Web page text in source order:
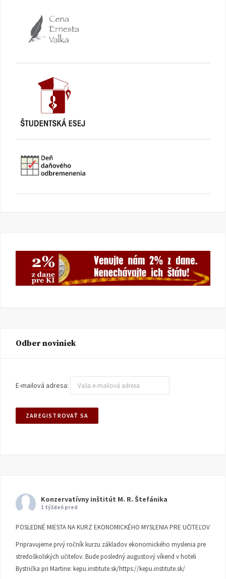
Odber noviniek
E-mailová adresa:
Konzervatívny inštitút M. R. Štefánika
1 týždeň pred
POSLEDNÉ MIESTA NA KURZ EKONOMICKÉHO MYSLENIA PRE UČITEĽOV
Pripravujeme prvý ročník kurzu základov ekonomického myslenia pre
stredoškolských učiteľov. Bude posledný augustový víkend v hoteli
Bystrička pri Martine: kepu.institute.sk/https://kepu.institute.sk/